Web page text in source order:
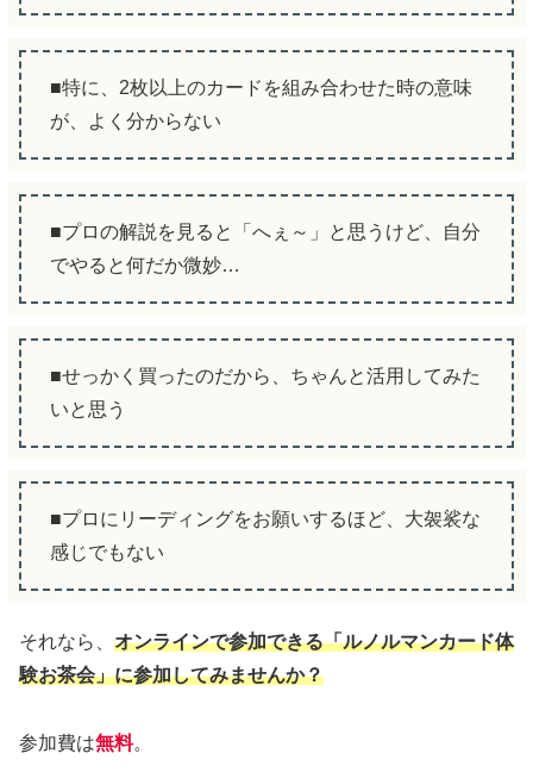
■特に、2枚以上のカードを組み合わせた時の意味
が、よく分からない
■プロの解説を見ると「へぇ～」と思うけど、自分
でやると何だか微妙…
■せっかく買ったのだから、ちゃんと活用してみた
いと思う
■プロにリーディングをお願いするほど、大袈裟な
感じでもない
それなら、 オンラインで参加できる「ルノルマンカード体
験お茶会」に参加してみませんか？
参加費は無料。